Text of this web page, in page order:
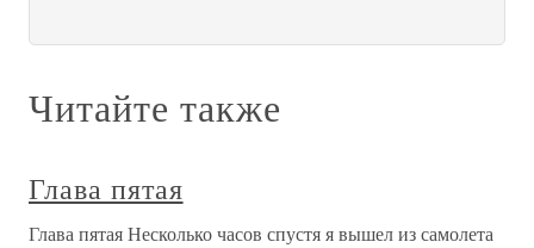
Читайте также
Глава пятая
Глава пятая Несколько часов спустя я вышел из самолета